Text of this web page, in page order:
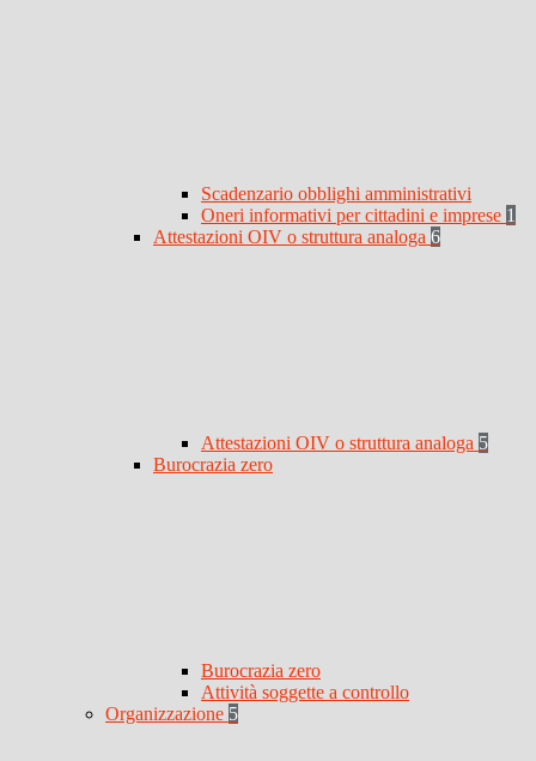
Scadenzario obblighi amministrativi
Oneri informativi per cittadini e imprese 1
Attestazioni OIV o struttura analoga 6
Attestazioni OIV o struttura analoga 5
Burocrazia zero
Burocrazia zero
Attività soggette a controllo
Organizzazione 5